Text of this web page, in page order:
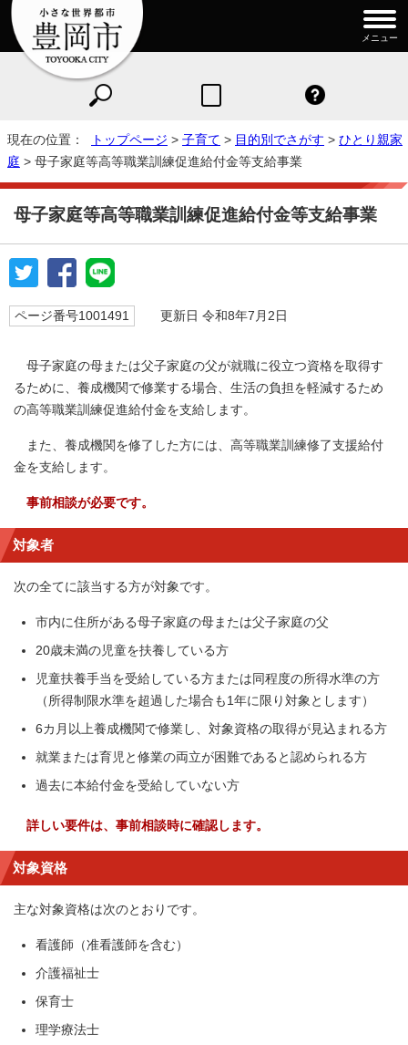
メニュー
現在の位置： トップページ > 子育て > 目的別でさがす > ひとり親家
庭 > 母子家庭等高等職業訓練促進給付金等支給事業
母子家庭等高等職業訓練促進給付金等支給事業
ページ番号1001491 更新日 令和8年7月2日
母子家庭の母または父子家庭の父が就職に役立つ資格を取得す
るために、養成機関で修業する場合、生活の負担を軽減するため
の高等職業訓練促進給付金を支給します。
また、養成機関を修了した方には、高等職業訓練修了支援給付
金を支給します。
事前相談が必要です。
対象者
次の全てに該当する方が対象です。
市内に住所がある母子家庭の母または父子家庭の父
20歳未満の児童を扶養している方
児童扶養手当を受給している方または同程度の所得水準の方
（所得制限水準を超過した場合も1年に限り対象とします）
6カ月以上養成機関で修業し、対象資格の取得が見込まれる方
就業または育児と修業の両立が困難であると認められる方
過去に本給付金を受給していない方
詳しい要件は、事前相談時に確認します。
対象資格
主な対象資格は次のとおりです。
看護師（准看護師を含む）
介護福祉士
保育士
理学療法士